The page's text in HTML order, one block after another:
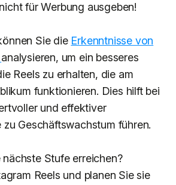
für Werbung ausgeben!
Sie die Erkenntnisse von
analysieren, um ein besseres
Reels zu erhalten, die am
funktionieren. Dies hilft bei
und effektiver
Geschäftswachstum führen.
Stufe erreichen?
Reels und planen Sie sie